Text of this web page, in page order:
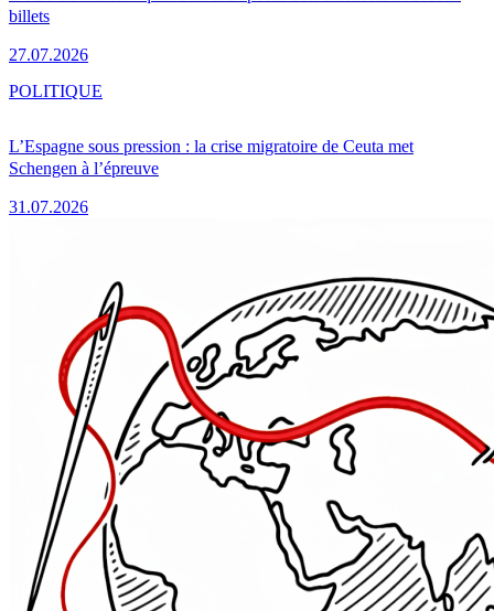
billets
27.07.2026
L’Espagne sous pression : la crise migratoire de Ceuta met
Schengen à l’épreuve
31.07.2026
POLITIQUE